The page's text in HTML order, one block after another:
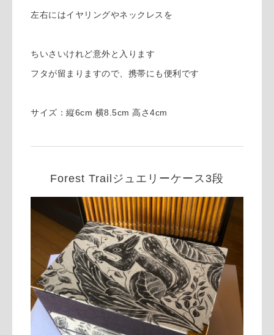
左右にはイヤリングやネックレスを
ちいさいけれど意外と入ります
フタが留まりますので、携帯にも便利です
サイズ：縦6cm 横8.5cm 高さ4cm
Forest Trailジュエリーケース3段